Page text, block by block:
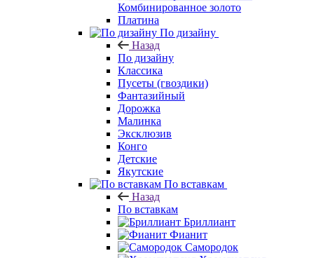
Комбинированное золото
Платина
По дизайну
Назад
По дизайну
Классика
Пусеты (гвоздики)
Фантазийный
Дорожка
Малинка
Эксклюзив
Конго
Детские
Якутские
По вставкам
Назад
По вставкам
Бриллиант
Фианит
Самородок